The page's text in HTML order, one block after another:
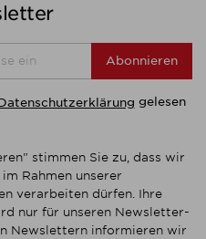
Abonnieren
gelesen
stimmen Sie zu, dass wir
Rahmen unserer
verarbeiten dürfen. Ihre
nur für unseren Newsletter-
Newslettern informieren wir